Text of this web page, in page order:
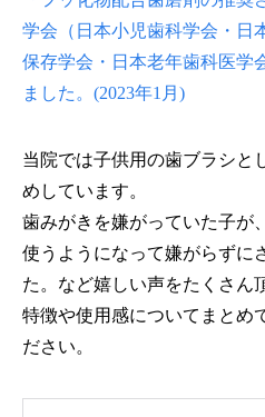
学会（日本小児歯科学会・日
保存学会・日本老年歯科医学
ました。(2023年1月)
当院では子供用の歯ブラシと
めしています。
歯みがきを嫌がっていた子が
使うようになって嫌がらずに
た。など嬉しい声をたくさん
特徴や使用感についてまとめ
ださい。